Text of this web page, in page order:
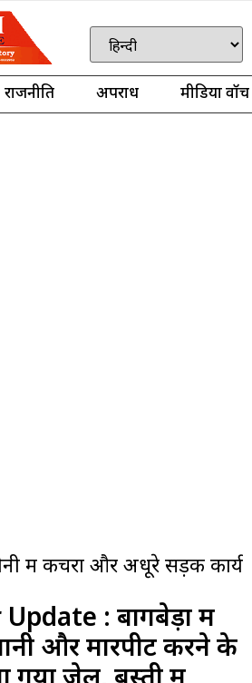
राजनीति अपराध मीडिया वॉच
अधूरे सड़क कार्य पर भड़के
: बागबेड़ा में
और मारपीट करने के
गया जेल, बस्ती में